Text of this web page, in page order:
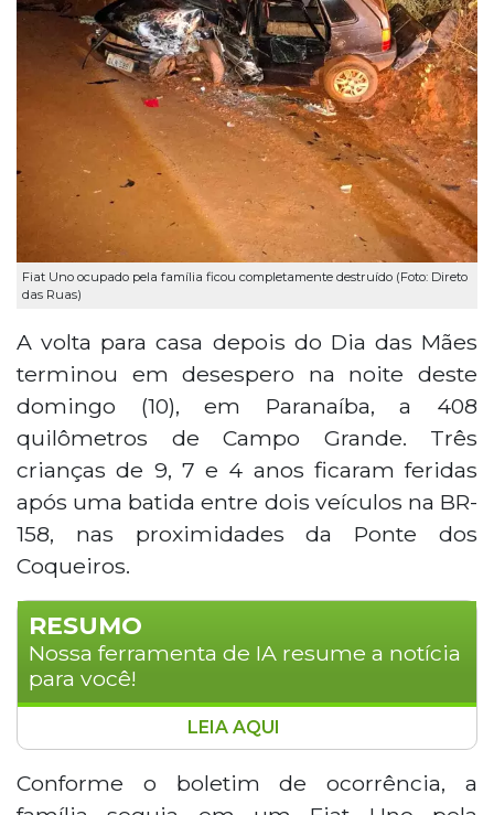
Fiat Uno ocupado pela família ficou completamente destruído (Foto: Direto
das Ruas)
A volta para casa depois do Dia das Mães
terminou em desespero na noite deste
domingo (10), em Paranaíba, a 408
quilômetros de Campo Grande. Três
crianças de 9, 7 e 4 anos ficaram feridas
após uma batida entre dois veículos na BR-
158, nas proximidades da Ponte dos
Coqueiros.
RESUMO
Nossa ferramenta de IA resume a notícia
para você!
Três crianças ficaram feridas após uma colisão
entre dois veículos na BR-158, em Paranaíba,
no domingo (10). A família retornava de
LEIA AQUI
Conforme o boletim de ocorrência, a